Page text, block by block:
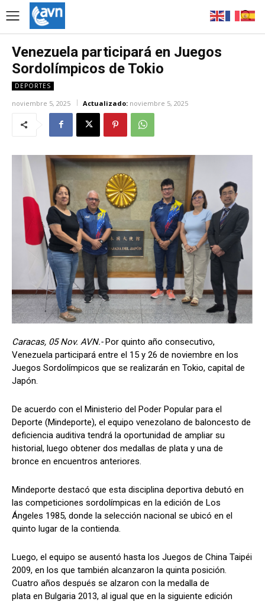
Venezuela participará en Juegos
Sordolímpicos de Tokio
DEPORTES
noviembre 5, 2025 Actualizado: noviembre 5, 2025
Caracas, 05 Nov. AVN.-Por quinto año consecutivo,
Venezuela participará entre el 15 y 26 de noviembre en los
Juegos Sordolímpicos que se realizarán en Tokio, capital de
Japón.
De acuerdo con el Ministerio del Poder Popular para el
Deporte (Mindeporte), el equipo venezolano de baloncesto de
deficiencia auditiva tendrá la oportunidad de ampliar su
historial, luego obtener dos medallas de plata y una de
bronce en encuentros anteriores.
Mindeporte destacó que esta disciplina deportiva debutó en
las competiciones sordolímpicas en la edición de Los
Ángeles 1985, donde la selección nacional se ubicó en el
quinto lugar de la contienda.
Luego, el equipo se ausentó hasta los Juegos de China Taipéi
2009, en los que también alcanzaron la quinta posición.
Cuatro años después se alzaron con la medalla de
plata en Bulgaria 2013, al igual que en la siguiente edición